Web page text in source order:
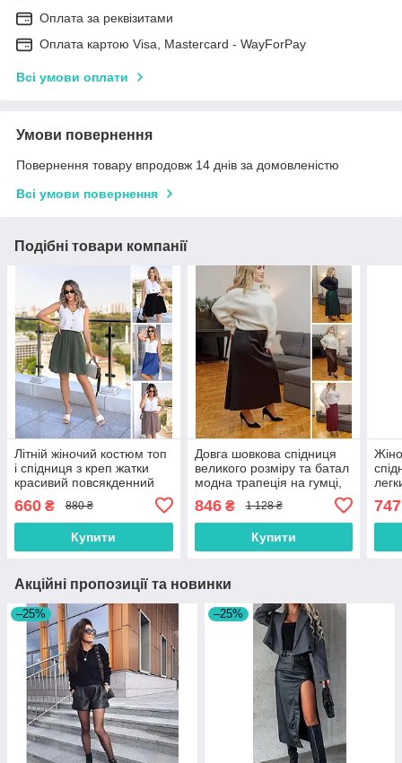
Оплата за реквізитами
Оплата картою Visa, Mastercard - WayForPay
Всі умови оплати
Умови повернення
Повернення товару впродовж 14 днів за домовленістю
Всі умови повернення
Подібні товари компанії
Літній жіночий костюм топ
і спідниця з креп жатки
красивий повсякденний
легкий, хакі, синій, чорний,
моко
660 ₴ 880 ₴
Купити
Довга шовкова спідниця
великого розміру та батал
модна трапеція на гумці,
60/62
846₴ 1 128 ₴
Купити
747
Акційні пропозиції та новинки
–25% –25%